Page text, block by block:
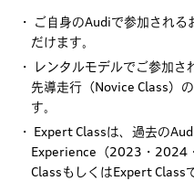
・ ご自身のAudiで参加され
だけます。
・ レンタルモデルでご参加
先導走行（Novice Class）
す。
・ Expert Classは、過去の
Experience（2023・2024
ClassもしくはExpert Class